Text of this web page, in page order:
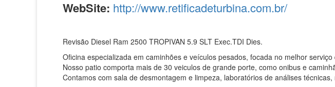
WebSite: http://www.retificadeturbina.com.br/
Revisão Diesel Ram 2500 TROPIVAN 5.9 SLT Exec.TDI Dies.
Oficina especializada em caminhões e veículos pesados, focada no melhor
Nosso patio comporta mais de 30 veiculos de grande porte, como onibus e
Contamos com sala de desmontagem e limpeza, laboratórios de análises